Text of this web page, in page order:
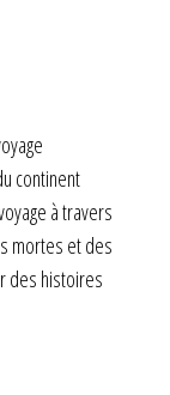
continent
à travers
mortes et des
des histoires